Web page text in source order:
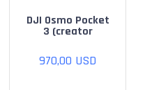
DJI Osmo Pocket
3 (creator
970,00 USD